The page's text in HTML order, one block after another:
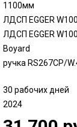
1100мм
ЛДСП EGGER
ЛДСП EGGER
Boyard
ручка RS267CP/
30 рабочих дней
2024